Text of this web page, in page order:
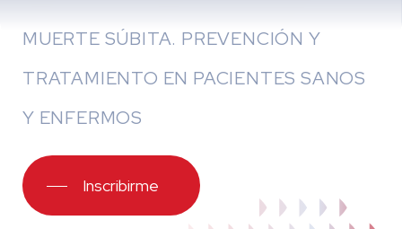
MUERTE SÚBITA. PREVENCIÓN Y
TRATAMIENTO EN PACIENTES SANOS
Y ENFERMOS
Inscribirme